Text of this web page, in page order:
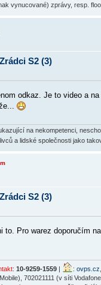
vynucované) zprávy, resp.
S2 (3)
odkaz. Je to video a
na nekompetenci,
a lidské společnosti jako
S2 (3)
to. Pro warez doporučím
: 10-9259-1559 | : ovps.cz
702021111 (v síti